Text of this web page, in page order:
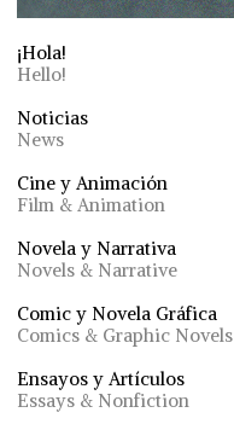
¡Hola!
Hello!
Noticias
News
Cine y Animación
Film & Animation
Novela y Narrativa
Novels & Narrative
Comic y Novela Gráfica
Comics & Graphic Novels
Ensayos y Artículos
Essays & Nonfiction